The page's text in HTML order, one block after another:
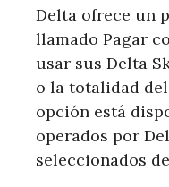
Delta ofrece un
llamado Pagar
usar sus Delta
o la totalidad
opción está
operados por
seleccionados